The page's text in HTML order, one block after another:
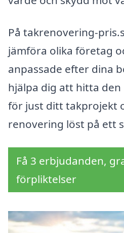
På takrenovering-
jämföra olika företag
anpassade efter dina
hjälpa dig att hitta
för just ditt takprojekt
renovering löst på ett
Få 3 erbjudanden,
förpliktelser